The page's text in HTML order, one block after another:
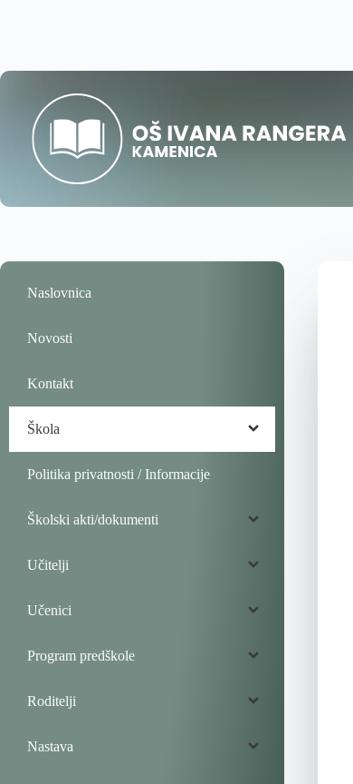
Naslovnica
Novosti
Kontakt
Škola
Politika privatnosti / Informacije
Školski akti/dokumenti
Učitelji
Učenici
Program predškole
Roditelji
Nastava